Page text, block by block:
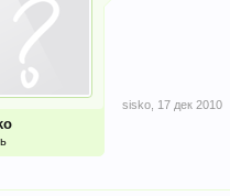
sisko 17 дек 2010